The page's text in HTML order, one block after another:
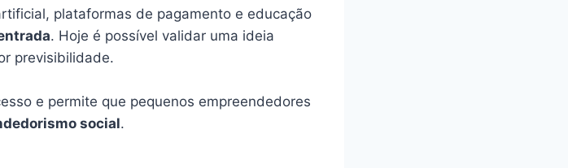
plataformas de pagamento e educação
. Hoje é possível validar uma ideia
previsibilidade.
e permite que pequenos empreendedores
social.